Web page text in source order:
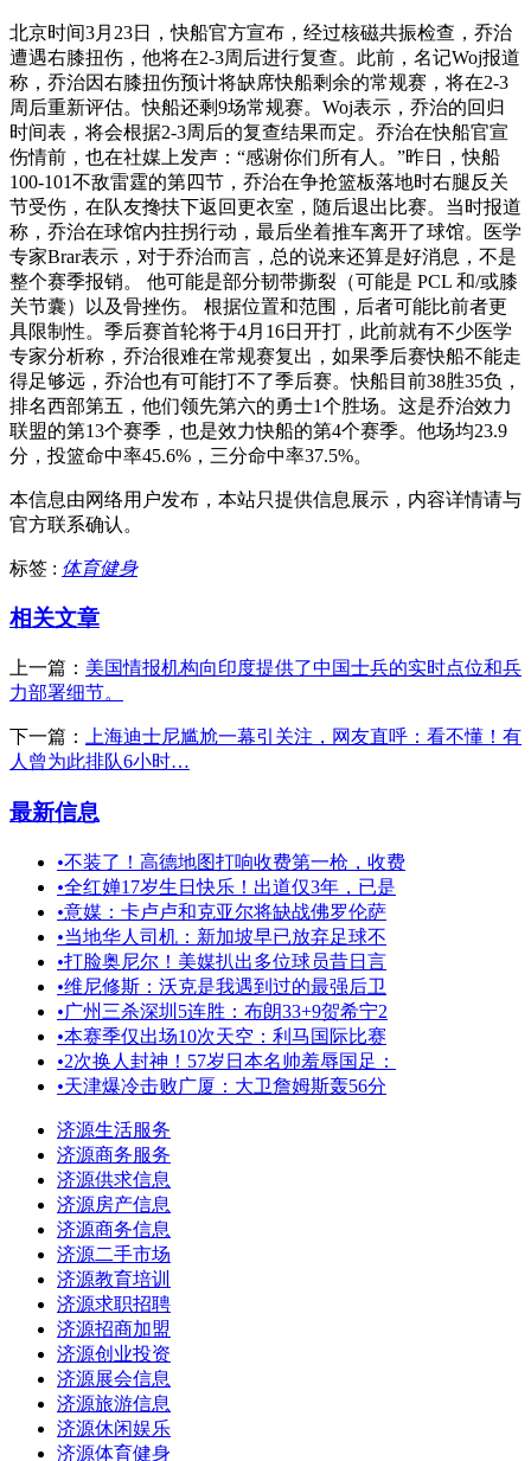
北京时间3月23日，快船官方宣布，经过核磁共振检查，乔治
遭遇右膝扭伤，他将在2-3周后进行复查。此前，名记Woj报道
称，乔治因右膝扭伤预计将缺席快船剩余的常规赛，将在2-3
周后重新评估。快船还剩9场常规赛。Woj表示，乔治的回归
时间表，将会根据2-3周后的复查结果而定。乔治在快船官宣
伤情前，也在社媒上发声：“感谢你们所有人。”昨日，快船
100-101不敌雷霆的第四节，乔治在争抢篮板落地时右腿反关
节受伤，在队友搀扶下返回更衣室，随后退出比赛。当时报道
称，乔治在球馆内拄拐行动，最后坐着推车离开了球馆。医学
专家Brar表示，对于乔治而言，总的说来还算是好消息，不是
整个赛季报销。 他可能是部分韧带撕裂（可能是 PCL 和/或膝
关节囊）以及骨挫伤。 根据位置和范围，后者可能比前者更
具限制性。季后赛首轮将于4月16日开打，此前就有不少医学
专家分析称，乔治很难在常规赛复出，如果季后赛快船不能走
得足够远，乔治也有可能打不了季后赛。快船目前38胜35负，
排名西部第五，他们领先第六的勇士1个胜场。这是乔治效力
联盟的第13个赛季，也是效力快船的第4个赛季。他场均23.9
分，投篮命中率45.6%，三分命中率37.5%。
本信息由网络用户发布， 本站只提供信息展示，内容详情请与
官方联系确认。
标签 : 体育健身
相关文章
上一篇： 美国情报机构向印度提供了中国士兵的实时点位和兵
力部署细节。
下一篇：
上海迪士尼尴尬一幕引关注，网友直呼：看不懂！有
人曾为此排队6小时…
最新信息
•不装了！高德地图打响收费第一枪，收费
•全红婵17岁生日快乐！出道仅3年，已是
•意媒：卡卢卢和克亚尔将缺战佛罗伦萨
•当地华人司机：新加坡早已放弃足球不
•打脸奥尼尔！美媒扒出多位球员昔日言
•维尼修斯：沃克是我遇到过的最强后卫
•广州三杀深圳5连胜：布朗33+9贺希宁2
•本赛季仅出场10次天空：利马国际比赛
•2次换人封神！57岁日本名帅羞辱国足：
•天津爆冷击败广厦：大卫詹姆斯轰56分
济源生活服务
济源商务服务
济源供求信息
济源房产信息
济源商务信息
济源二手市场
济源教育培训
济源求职招聘
济源招商加盟
济源创业投资
济源展会信息
济源旅游信息
济源休闲娱乐
济源体育健身